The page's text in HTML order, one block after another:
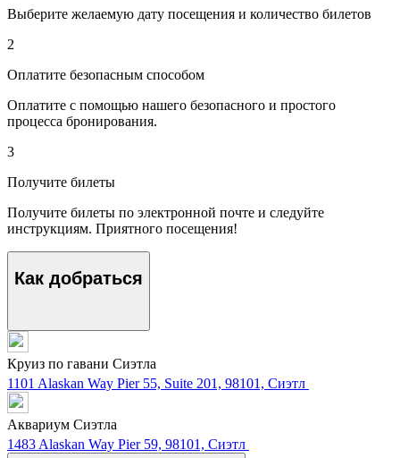
Выберите желаемую дату посещения и количество билетов
2
Оплатите безопасным способом
Оплатите с помощью нашего безопасного и простого
процесса бронирования.
3
Получите билеты
Получите билеты по электронной почте и следуйте
инструкциям. Приятного посещения!
Как добраться
Круиз по гавани Сиэтла
1101 Alaskan Way Pier 55, Suite 201, 98101, Сиэтл
Аквариум Сиэтла
1483 Alaskan Way Pier 59, 98101, Сиэтл